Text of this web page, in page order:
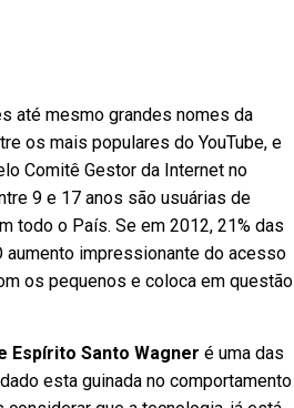
até mesmo grandes nomes da
os mais populares do YouTube, e
Comitê Gestor da Internet no
9 e 17 anos são usuárias de
todo o País. Se em 2012, 21% das
aumento impressionante do acesso
os pequenos e coloca em questão
Espírito Santo Wagner é uma das
esta guinada no comportamento